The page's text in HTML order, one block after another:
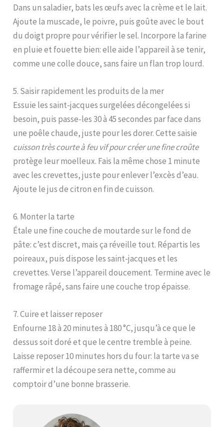
Dans un saladier, bats les œufs avec la crème et le lait.
Ajoute la muscade, le poivre, puis goûte avec le bout
du doigt propre pour vérifier le sel. Incorpore la farine
en pluie et fouette bien: elle aide l’appareil à se tenir,
comme une colle douce, sans faire un flan trop lourd.
5. Saisir rapidement les produits de la mer
Essuie les saint-jacques surgelées décongelées si
besoin, puis passe-les 30 à 45 secondes par face dans
une poêle chaude, juste pour les dorer. Cette saisie
cuisson très courte à feu vif pour créer une fine croûte
protège leur moelleux. Fais la même chose 1 minute
avec les crevettes, juste pour enlever l’excès d’eau.
Ajoute le jus de citron en fin de cuisson.
6. Monter la tarte
Étale une fine couche de moutarde sur le fond de
pâte: c’est discret, mais ça réveille tout. Répartis les
poireaux, puis dispose les saint-jacques et les
crevettes. Verse l’appareil doucement. Termine avec le
fromage râpé, sans faire une couche trop épaisse.
7. Cuire et laisser reposer
Enfourne 18 à 20 minutes à 180 °C, jusqu’à ce que le
dessus soit doré et que le centre tremble à peine.
Laisse reposer 10 minutes hors du four: la tarte va se
raffermir et la découpe sera nette, comme au
comptoir d’une bonne brasserie.